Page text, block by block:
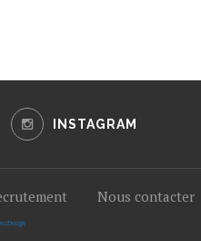
INSTAGRAM
Nous contacter